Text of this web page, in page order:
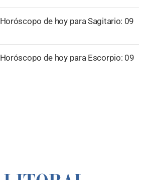
Horóscopo de hoy para Sagitario: 09
Horóscopo de hoy para Escorpio: 09